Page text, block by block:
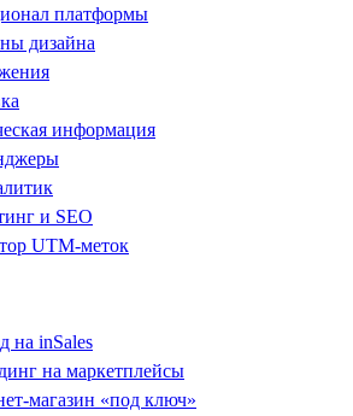
платформы
дизайна
информация
и SEO
UTM-меток
на inSales
на маркетплейсы
магазин «под ключ»